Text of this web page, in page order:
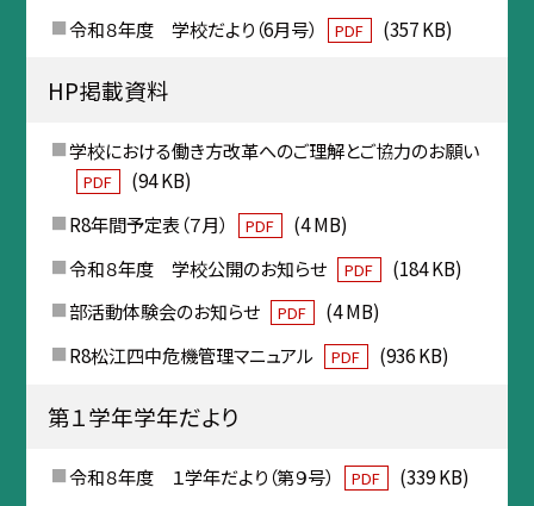
令和８年度 学校だより（6月号）
PDF (357 KB)
HP掲載資料
学校における働き方改革へのご理解とご協力のお願い
PDF
(94 KB)
R8年間予定表（７月）
PDF
(4 MB)
令和８年度 学校公開のお知らせ
PDF
(184 KB)
部活動体験会のお知らせ
PDF
(4 MB)
R8松江四中危機管理マニュアル
PDF (936 KB)
第１学年学年だより
令和８年度 １学年だより（第９号） PDF
(339 KB)